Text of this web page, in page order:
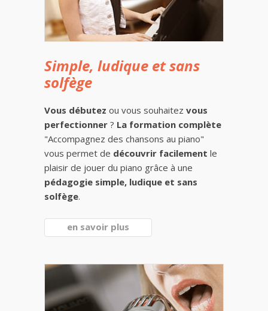
Simple, ludique et sans
solfège
Vous débutez ou vous souhaitez vous
perfectionner ? La formation complète
"Accompagnez des chansons au piano"
vous permet de découvrir facilement le
plaisir de jouer du piano grâce à une
pédagogie simple, ludique et sans
solfège.
en savoir plus